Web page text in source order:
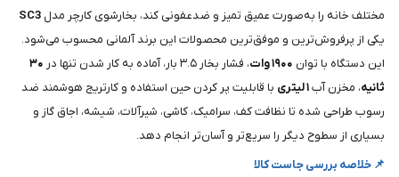
مختلف خانه را به‌صورت عمیق تمیز و ضدعفونی کند، بخارشوی کارچر مدل SC3
یکی از پرفروش‌ترین و موفق‌ترین محصولات این برند آلمانی محسوب می‌شود.
این دستگاه با توان ۱۹۰۰ وات ، فشار بخار ۳.۵ بار، آماده به کار شدن تنها در
۳۰
ثانیه، مخزن آب۱ لیتری
با قابلیت پر کردن حین استفاده و کارتریج هوشمند ضد
رسوب طراحی شده تا نظافت کف، سرامیک، کاشی، شیرآلات، شیشه، اجاق گاز و
بسیاری از سطوح دیگر را سریع‌تر و آسان‌تر انجام دهد.
📌 خلاصه بررسی جاست کالا